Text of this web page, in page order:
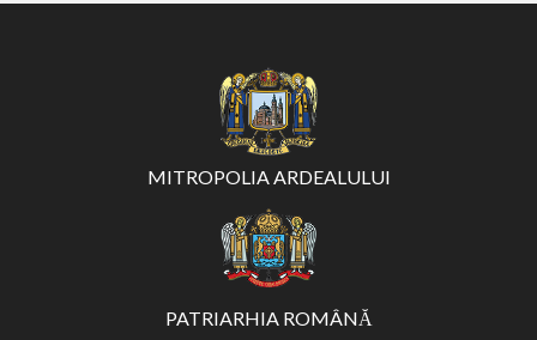
MITROPOLIA ARDEALULUI
PATRIARHIA ROMÂNĂ